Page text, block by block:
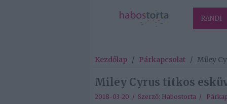
RANDI
Kezdőlap / Párkapcsolat / Miley
Miley Cyrus titkos
2018-03-20 / Szerző: Habostorta /